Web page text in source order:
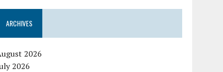
ARCHIVES
2026
2026